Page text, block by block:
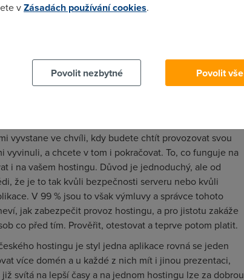
jako je Drupal, Joomla, WP, phpBB a další, ptejte
v případě open source projektů uvádí, zdali je
projektu nastavit.
rozhraní daný projekt nainstalovat jedním
i české stránky daného projektu, kde často najdete
hostingů pro váš projekt, mezi nimi lze někdy objevit i
prohlašuje, že tento open source projekt podporuje,
lapají, krásně vám zpívají.
vyvstane ve chvíli, kdy budete chtít provozovat svou
vyvinuli, a chcete v tom i pokračovat. To, co funguje na
i na vašem hostingu. Důvod je jednoduchý, ale od
že je to tak kvůli bezpečnosti serveru nebo kvůli
V 99% jsou to však výmluvy a správce tohoto
jak zabezpečit provoz hostingu, a pro jistotu zakáže
co před tím. Prověřit, otestovat a teprve potom platit.
hostingu je styl jedna aplikace rovná se jeden
více domén a u každé z nich mít i jinou prezentaci,
svítá na lepší časy a na jednom hostingu lze za dobrou
vZásadách používání cookies.
Povolit nezbytné
Povolit vše